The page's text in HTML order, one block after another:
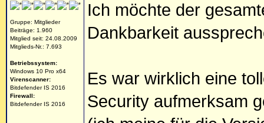
Gruppe: Mitglieder
Beiträge: 1.960
Mitglied seit: 24.08.2009
Mitglieds-Nr.: 7.693
Betriebssystem:
Windows 10 Pro x64
Virenscanner:
Bitdefender IS 2016
Firewall:
Bitdefender IS 2016
Ich möchte der
Dankbarkeit
Es war wirklich eine
Security aufmerksam